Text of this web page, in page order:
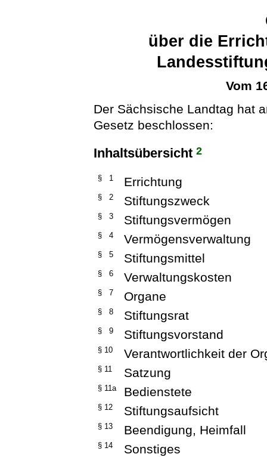
über die
Vom
Der Sächsische Landtag hat
Gesetz beschlossen:
Inhaltsübersicht2
§ 1 Errichtung
§ 2 Stiftungszweck
§ 3 Stiftungsvermögen
§ 4 Vermögensverwaltung
§ 5 Stiftungsmittel
§ 6 Verwaltungskosten
§ 7 Organe
§ 8 Stiftungsrat
§ 9 Stiftungsvorstand
§ 10 Verantwortlichkeit der
§ 11 Satzung
§ 11a Bedienstete
§ 12 Stiftungsaufsicht
§ 13 Beendigung, Heimfall
§ 14 Sonstiges